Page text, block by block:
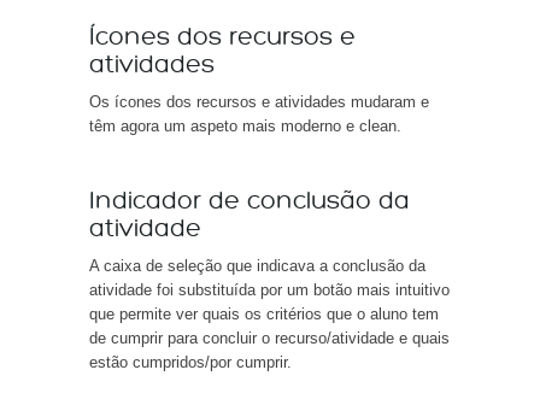
Ícones dos recursos e
atividades
Os ícones dos recursos e atividades mudaram e
têm agora um aspeto mais moderno e clean.
Indicador de conclusão da
atividade
A caixa de seleção que indicava a conclusão da
atividade foi substituída por um botão mais intuitivo
que permite ver quais os critérios que o aluno tem
de cumprir para concluir o recurso/atividade e quais
estão cumpridos/por cumprir.